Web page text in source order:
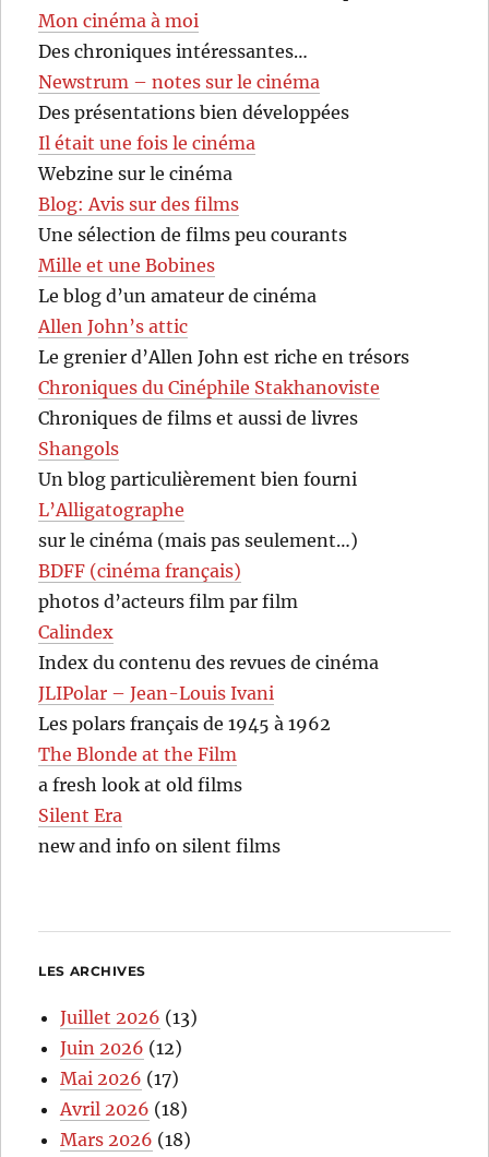
Mon cinéma à moi
Des chroniques intéressantes…
Newstrum – notes sur le cinéma
Des présentations bien développées
Il était une fois le cinéma
Webzine sur le cinéma
Blog: Avis sur des films
Une sélection de films peu courants
Mille et une Bobines
Le blog d’un amateur de cinéma
Allen John’s attic
Le grenier d’Allen John est riche en trésors
Chroniques du Cinéphile Stakhanoviste
Chroniques de films et aussi de livres
Shangols
Un blog particulièrement bien fourni
L’Alligatographe
sur le cinéma (mais pas seulement…)
BDFF (cinéma français)
photos d’acteurs film par film
Calindex
Index du contenu des revues de cinéma
JLIPolar – Jean-Louis Ivani
Les polars français de 1945 à 1962
The Blonde at the Film
a fresh look at old films
Silent Era
new and info on silent films
LES ARCHIVES
Juillet 2026 (13)
Juin 2026 (12)
Mai 2026 (17)
Avril 2026 (18)
Mars 2026 (18)